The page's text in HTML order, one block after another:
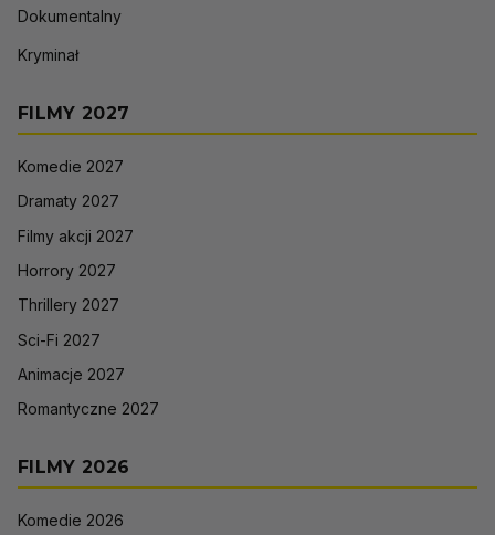
Dokumentalny
Kryminał
FILMY 2027
Komedie 2027
Dramaty 2027
Filmy akcji 2027
Horrory 2027
Thrillery 2027
Sci-Fi 2027
Animacje 2027
Romantyczne 2027
FILMY 2026
Komedie 2026